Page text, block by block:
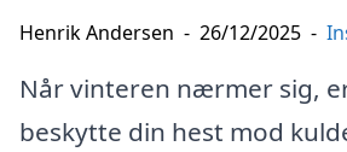
Henrik Andersen - 26/12/2025 -
Når vinteren nærmer sig,
beskytte din hest mod